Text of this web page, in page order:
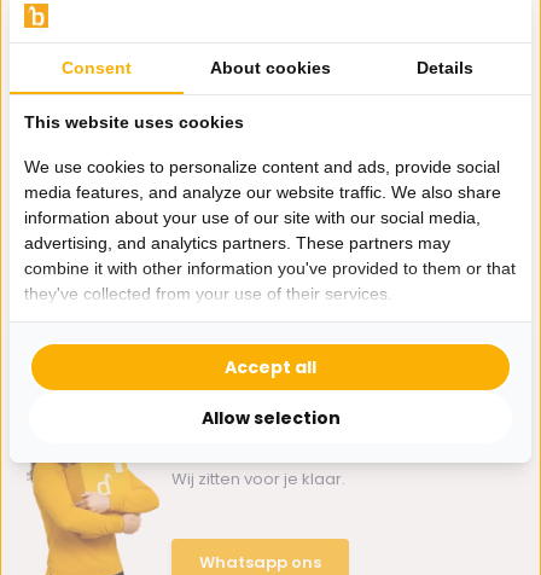
lamp met bollen staand (1)
Mohammed Ali Spiegellijst (1)
Plexiglas art (1)
Smoke hanglamp met bollen (1)
Velours bankstellen (1)
visgraat tafel (1)
Wanddecoratie (1)
1van1artikelen
Wij zitten voor je klaar.
Whatsapp ons
Consent About cookies Details
This website uses cookies
We use cookies to personalize content and ads, provide social
media features, and analyze our website traffic. We also share
information about your use of our site with our social media,
advertising, and analytics partners. These partners may
combine it with other information you've provided to them or that
they've collected from your use of their services.
Allow selection
Accept all